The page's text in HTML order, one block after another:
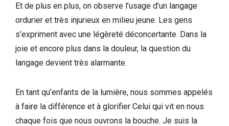
Et de plus en plus, on observe l’usage d’un langage
ordurier et très injurieux en milieu jeune. Les gens
s’expriment avec une légèreté déconcertante. Dans la
joie et encore plus dans la douleur, la question du
langage devient très alarmante.
En tant qu’enfants de la lumière, nous sommes appelés
à faire la différence et à glorifier Celui qui vit en nous
chaque fois que nous ouvrons la bouche. Je suis la